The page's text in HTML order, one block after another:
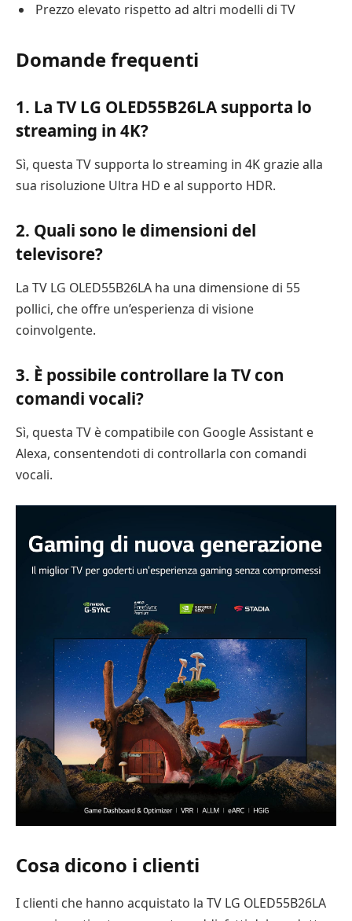
Prezzo elevato rispetto ad altri modelli di TV
Domande frequenti
1. La TV LG OLED55B26LA supporta lo
streaming in 4K?
Sì, questa TV supporta lo streaming in 4K grazie alla
sua risoluzione Ultra HD e al supporto HDR.
2. Quali sono le dimensioni del
televisore?
La TV LG OLED55B26LA ha una dimensione di 55
pollici, che offre un’esperienza di visione
coinvolgente.
3. È possibile controllare la TV con
comandi vocali?
Sì, questa TV è compatibile con Google Assistant e
Alexa, consentendoti di controllarla con comandi
vocali.
Cosa dicono i clienti
I clienti che hanno acquistato la TV LG OLED55B26LA